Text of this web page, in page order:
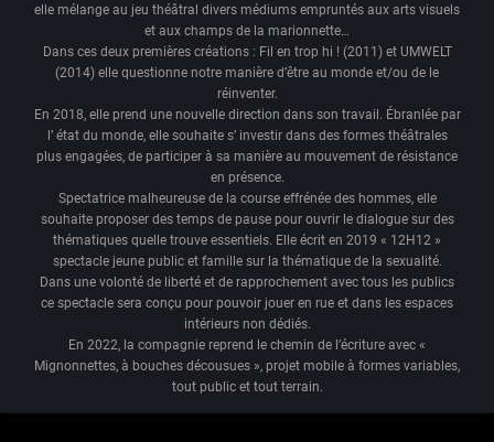
elle mélange au jeu théâtral divers médiums empruntés aux arts visuels
et aux champs de la marionnette…
Dans ces deux premières créations : Fil en trop hi ! (2011) et UMWELT
(2014) elle questionne notre manière d’être au monde et/ou de le
réinventer.
En 2018, elle prend une nouvelle direction dans son travail. Ébranlée par
l’ état du monde, elle souhaite s’ investir dans des formes théâtrales
plus engagées, de participer à sa manière au mouvement de résistance
en présence.
Spectatrice malheureuse de la course effrénée des hommes, elle
souhaite proposer des temps de pause pour ouvrir le dialogue sur des
thématiques quelle trouve essentiels. Elle écrit en 2019 « 12H12 »
spectacle jeune public et famille sur la thématique de la sexualité.
Dans une volonté de liberté et de rapprochement avec tous les publics
ce spectacle sera conçu pour pouvoir jouer en rue et dans les espaces
intérieurs non dédiés.
En 2022, la compagnie reprend le chemin de l’écriture avec «
Mignonnettes, à bouches décousues », projet mobile à formes variables,
tout public et tout terrain.